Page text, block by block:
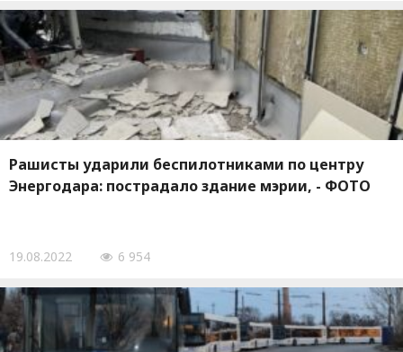
Рашисты ударили беспилотниками по центру
Энергодара: пострадало здание мэрии, - ФОТО
19.08.2022 6 954